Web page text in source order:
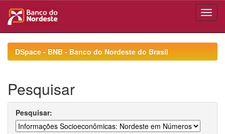
navigationDSpace - BNB - Banco do Nordeste do Brasil
Pesquisar
Pesquisar: